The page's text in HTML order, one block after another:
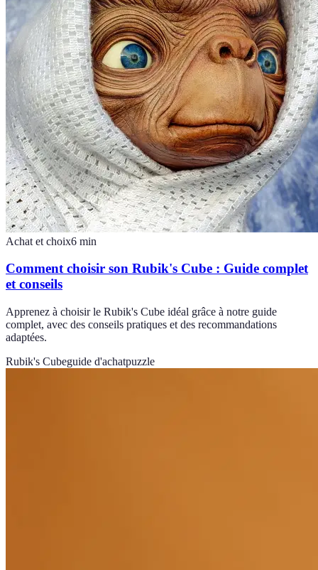
Achat et choix6 min
Comment choisir son Rubik's Cube : Guide complet
et conseils
Apprenez à choisir le Rubik's Cube idéal grâce à notre guide
complet, avec des conseils pratiques et des recommandations
adaptées.
Rubik's Cubeguide d'achatpuzzle